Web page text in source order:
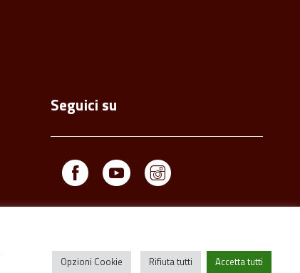
Seguici su
Facebook Youtube
Opzioni Cookie Rifiuta tutti Accetta tutti